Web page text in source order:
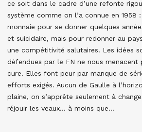
ce soit dans le cadre d’une refonte
système comme on l’a connue en 1958
monnaie pour se donner quelques
et suicidaire, mais pour redonner au
une compétitivité salutaires. Les idées
défendues par le FN ne nous menacent
cure. Elles font peur par manque de
efforts exigés. Aucun de Gaulle à
plaine, on s’apprête seulement à
réjouir les veaux… à moins que…